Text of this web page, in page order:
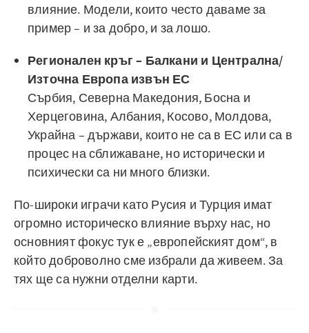
влияние. Модели, които често даваме за
пример – и за добро, и за лошо.
Регионален кръг – Балкани и Централна/
Източна Европа извън ЕС
Сърбия, Северна Македония, Босна и
Херцеговина, Албания, Косово, Молдова,
Украйна – държави, които не са в ЕС или са в
процес на сближаване, но исторически и
психически са ни много близки.
По-широки играчи като Русия и Турция имат
огромно историческо влияние върху нас, но
основният фокус тук е „европейският дом“, в
който доброволно сме избрали да живеем. За
тях ще са нужни отделни карти.